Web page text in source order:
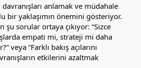
anlamak ve müdahale
bir yaklaşımın önemini gösteriyor.
şu sorular ortaya çıkıyor: “Sizce
empati mi, strateji mi daha
veya “Farklı bakış açılarını
etkilerini azaltmak